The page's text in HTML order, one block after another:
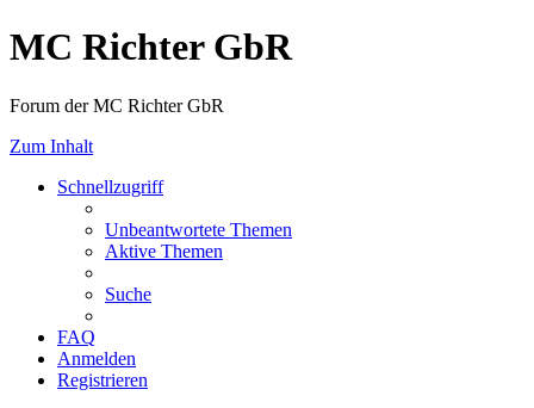
MC Richter GbR
Forum der MC Richter GbR
Zum Inhalt
Schnellzugriff
Unbeantwortete Themen
Aktive Themen
Suche
FAQ
Anmelden
Registrieren